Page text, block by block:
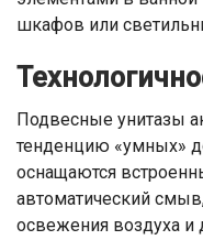
шкафов или
Подвесные унитазы
тенденцию «умных»
оснащаются
автоматический
освежения воздуха